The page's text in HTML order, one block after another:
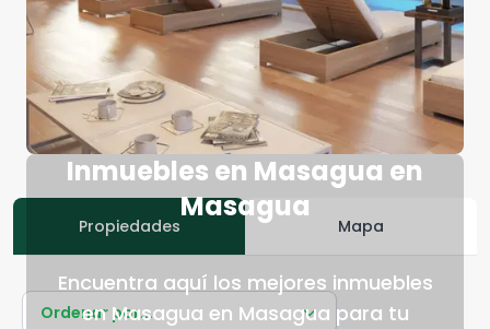
Inmuebles en Masagua en
Masagua
Encuentra aquí los mejores inmuebles
en Masagua en Masagua para tu
Propiedades Mapa
Ordenar por...